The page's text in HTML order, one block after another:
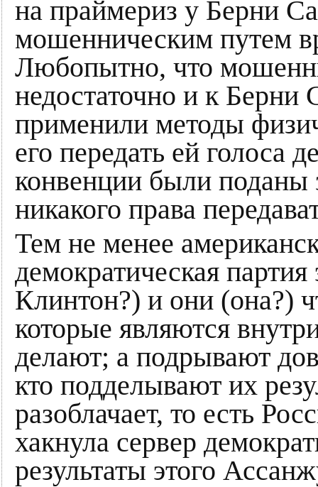
на праймериз у Берни
мошенническим путем
Любопытно, что
недостаточно и к Берни
применили методы
его передать ей голоса
конвенции были поданы
никакого права
Тем не менее
демократическая
Клинтон?) и они (она?)
которые являются
делают; а подрывают
кто подделывают их
разоблачает, то есть
хакнула сервер
результаты этого